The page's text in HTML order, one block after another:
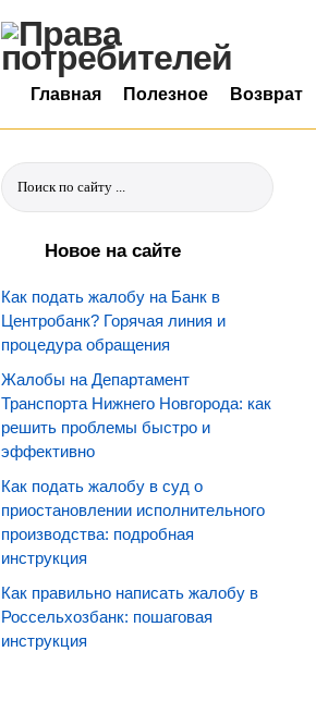
Главная Полезное Возврат
Новое на сайте
Как подать жалобу на Банк в
Центробанк? Горячая линия и
процедура обращения
Жалобы на Департамент
Транспорта Нижнего Новгорода: как
решить проблемы быстро и
эффективно
Как подать жалобу в суд о
приостановлении исполнительного
производства: подробная
инструкция
Как правильно написать жалобу в
Россельхозбанк: пошаговая
инструкция